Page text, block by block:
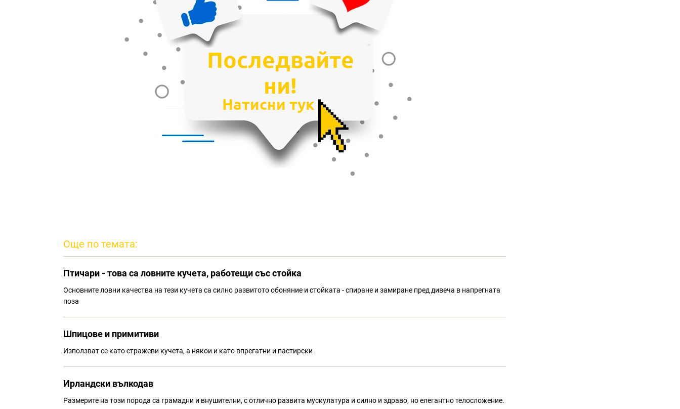
Още по темата:
Птичари - това са ловните кучета, работещи със стойка
Основните ловни качества на тези кучета са силно развитото обоняние и стойката - спиране и замиране пред дивеча в напрегната
поза
Шпицове и примитиви
Използват се като стражеви кучета, а някои и като впрегатни и пастирски
Ирландски вълкодав
Размерите на този порода са грамадни и внушителни, с отлично развита мускулатура и силно и здраво, но елегантно телосложение.